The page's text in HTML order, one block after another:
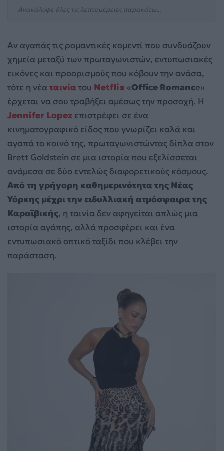
Ανακάλυψε όλες τις λεπτομέρειες παρακάτω...
Αν αγαπάς τις ρομαντικές κομεντί που συνδυάζουν
χημεία μεταξύ των πρωταγωνιστών, εντυπωσιακές
εικόνες και προορισμούς που κόβουν την ανάσα,
τότε η νέαταινίατου Netflix «Office Romance»
έρχεται να σου τραβήξει αμέσως την προσοχή. Η
Jennifer Lopez επιστρέφει σε ένα
κινηματογραφικό είδος που γνωρίζει καλά και
αγαπά το κοινό της, πρωταγωνιστώντας δίπλα στον
Brett Goldstein σε μια ιστορία που εξελίσσεται
ανάμεσα σε δύο εντελώς διαφορετικούς κόσμους.
Από τη γρήγορη καθημερινότητα της Νέας
Υόρκης μέχρι την ειδυλλιακή ατμόσφαιρα της
Καραϊβικής, η ταινία δεν αφηγείται απλώς μια
ιστορία αγάπης, αλλά προσφέρει και ένα
εντυπωσιακό οπτικό ταξίδι που κλέβει την
παράσταση.